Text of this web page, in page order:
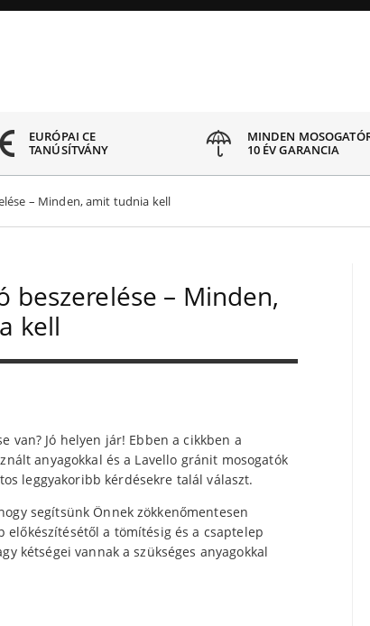
EURÓPAI CE
TANÚSÍTVÁNY
MINDEN
10 ÉV GARANCIA
– Minden, amit tudnia kell
beszerelése – Minden,
kell
van? Jó helyen jár! Ebben a cikkben a
anyagokkal és a Lavello gránit mosogatók
leggyakoribb kérdésekre talál választ.
segítsünk Önnek zökkenőmentesen
a tömítésig és a csaptelep
kétségei vannak a szükséges anyagokkal